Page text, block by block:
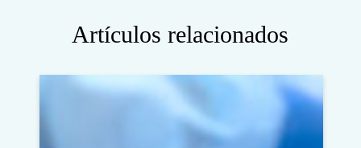
Artículos relacionados